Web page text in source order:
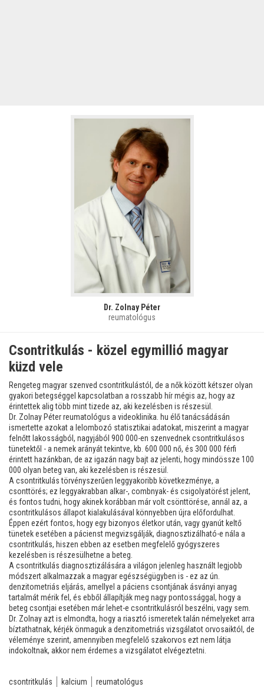
Dr. Zolnay Péter
reumatológus
Csontritkulás - közel egymillió magyar
küzd vele
Rengeteg magyar szenved csontritkulástól, de a nők között kétszer olyan
gyakori betegséggel kapcsolatban a rosszabb hír mégis az, hogy az
érintettek alig több mint tizede az, aki kezelésben is részesül.
Dr. Zolnay Péter reumatológus a videoklinika. hu élő tanácsádásán
ismertette azokat a lelombozó statisztikai adatokat, miszerint a magyar
felnőtt lakosságból, nagyjából 900 000-en szenvednek csontritkulásos
tünetektől - a nemek arányát tekintve, kb. 600 000 nő, és 300 000 férfi
érintett hazánkban, de az igazán nagy bajt az jelenti, hogy mindössze 100
000 olyan beteg van, aki kezelésben is részesül.
A csontritkulás törvényszerűen leggyakoribb következménye, a
csonttörés; ez leggyakrabban alkar-, combnyak- és csigolyatörést jelent,
és fontos tudni, hogy akinek korábban már volt csönttörése, annál az, a
csontritkulásos állapot kialakulásával könnyebben újra előfordulhat.
Éppen ezért fontos, hogy egy bizonyos életkor után, vagy gyanút keltő
tünetek esetében a pácienst megvizsgálják, diagnosztizálható-e nála a
csontritkulás, hiszen ebben az esetben megfelelő gyógyszeres
kezelésben is részesülhetne a beteg.
A csontritkulás diagnosztizálására a világon jelenleg használt legjobb
módszert alkalmazzak a magyar egészségügyben is - ez az ún.
denzitometriás eljárás, amellyel a páciens csontjának ásványi anyag
tartalmát mérik fel, és ebből állapítják meg nagy pontossággal, hogy a
beteg csontjai esetében már lehet-e csontritkulásról beszélni, vagy sem.
Dr. Zolnay azt is elmondta, hogy a riasztó ismeretek talán némelyeket arra
bíztathatnak, kérjék önmaguk a denzitometriás vizsgálatot orvosaiktól, de
véleménye szerint, amennyiben megfelelő szakorvos ezt nem látja
indokoltnak, akkor nem érdemes a vizsgálatot elvégeztetni.
csontritkulás kalcium reumatológus